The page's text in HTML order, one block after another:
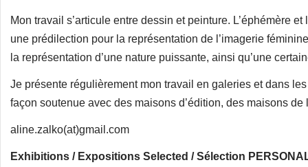
Mon travail s’articule entre dessin et peinture. L’éphémère
une prédilection pour la représentation de l’imagerie
la représentation d’une nature puissante, ainsi qu’une
Je présente régulièrement mon travail en galeries et dans
façon soutenue avec des maisons d’édition, des maisons
aline.zalko(at)gmail.com
Exhibitions / Expositions Selected / Sélection